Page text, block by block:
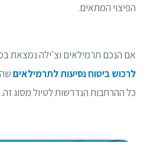
הפיצוי המתאים.
אם הנכם תרמילאים וצ'ילה נמצאת
לרכוש ביטוח נסיעות לתרמילאים
כל ההרחבות הנדרשות לטיול מסוג זה.